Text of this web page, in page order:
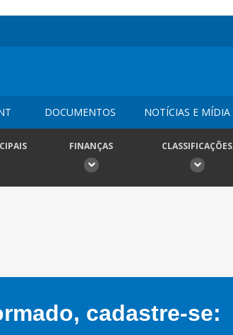
DOCUMENTOS NOTÍCIAS E MÍDIA
FINANÇAS CLASSIFICAÇÕES
cadastre-se: